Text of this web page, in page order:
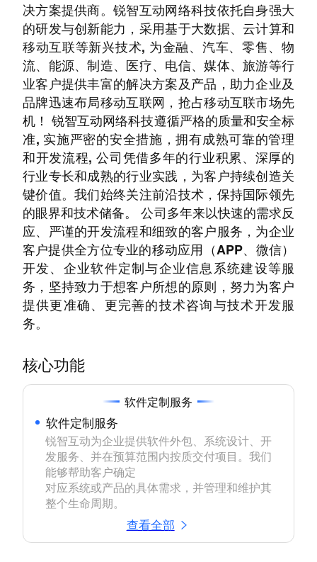
决方案提供商。锐智互动网络科技依托自身强大
的研发与创新能力，采用基于大数据、云计算和
移动互联等新兴技术, 为金融、汽车、零售、物
流、能源、制造、医疗、电信、媒体、旅游等行
业客户提供丰富的解决方案及产品，助力企业及
品牌迅速布局移动互联网，抢占移动互联市场先
机！ 锐智互动网络科技遵循严格的质量和安全标
准, 实施严密的安全措施，拥有成熟可靠的管理
和开发流程, 公司凭借多年的行业积累、深厚的
行业专长和成熟的行业实践，为客户持续创造关
键价值。我们始终关注前沿技术，保持国际领先
的眼界和技术储备。 公司多年来以快速的需求反
应、严谨的开发流程和细致的客户服务，为企业
客户提供全方位专业的移动应用（APP、微信）
开发、企业软件定制与企业信息系统建设等服
务，坚持致力于想客户所想的原则，努力为客户
提供更准确、更完善的技术咨询与技术开发服
务。
核心功能
软件定制服务
软件定制服务
锐智互动为企业提供软件外包、系统设计、开
发服务、并在预算范围内按质交付项目。我们
能够帮助客户确定
对应系统或产品的具体需求，并管理和维护其
整个生命周期。
查看全部